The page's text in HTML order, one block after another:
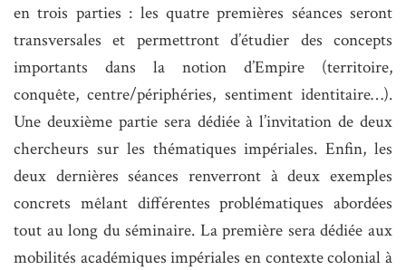
en trois parties : les quatre premières séances seront
transversales et permettront d’étudier des concepts
importants dans la notion d’Empire (territoire,
conquête, centre/périphéries, sentiment identitaire…).
Une deuxième partie sera dédiée à l’invitation de deux
chercheurs sur les thématiques impériales. Enfin, les
deux dernières séances renverront à deux exemples
concrets mêlant différentes problématiques abordées
tout au long du séminaire. La première sera dédiée aux
mobilités académiques impériales en contexte colonial à